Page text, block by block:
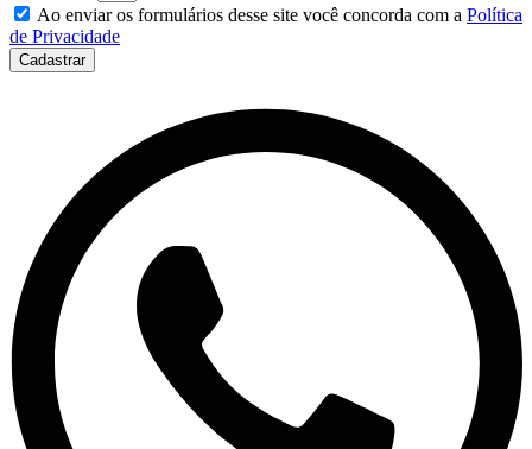
Ao enviar os formulários desse site você concorda com a Política
de Privacidade
Cadastrar